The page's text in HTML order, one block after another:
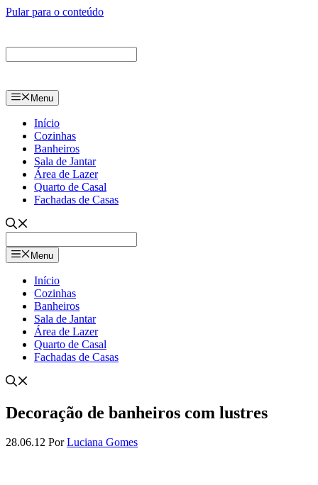
Pular para o conteúdo
Menu
Início
Cozinhas
Banheiros
Sala de Jantar
Área de Lazer
Quarto de Casal
Fachadas de Casas
Menu
Início
Cozinhas
Banheiros
Sala de Jantar
Área de Lazer
Quarto de Casal
Fachadas de Casas
Decoração de banheiros com lustres
28.06.12 PorLuciana Gomes